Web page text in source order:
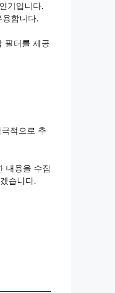
기입니다.
합니다.
필터를 제공
적으로 추
내용을 수집
습니다.